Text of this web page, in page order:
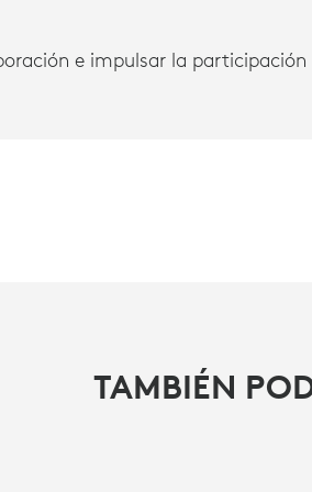
e impulsar la participación
TAMBIÉN